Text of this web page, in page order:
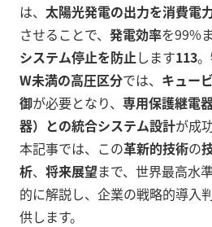
は、 太陽光発電の出力を消費電
させることで、 発電効率を99%
システム停止を防止します113
W未満の高圧区分では、 キュー
御が必要となり、 専用保護継電
器）との統合システム設計が成
本記事では、この革新的技術の
析、 将来展望まで、世界最高水
的に解説し、企業の戦略的導入
供します。